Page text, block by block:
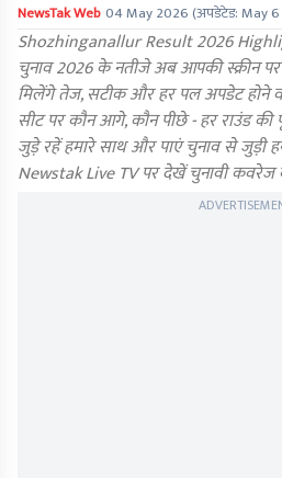
NewsTak Web04 May 2026(अपडेटेड:May
Shozhinganallur Result 2026
चुनाव 2026 के नतीजे अब आपकी स्क्रीन
मिलेंगे तेज, सटीक और हर पल अपडेट होने
सीट पर कौन आगे, कौन पीछे - हर राउंड की
जुड़े रहें हमारे साथ और पाएं चुनाव से जुड़ी
Newstak Live TV पर देखें चुनावी कवरेज